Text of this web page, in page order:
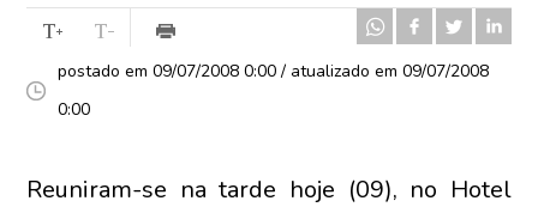
postado em 09/07/2008 0:00 / atualizado em 09/07/2008
0:00
Reuniram-se na tarde hoje (09), no Hotel